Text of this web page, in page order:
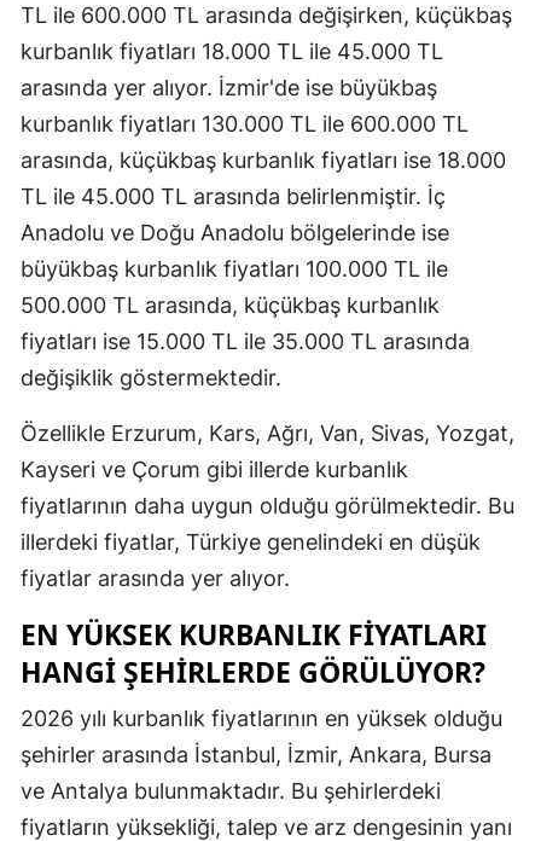
İzmir
Kastamonu
Kayseri
Kırşehir
Manisa
Muğla
Muş
Nevşehir
Niğde
TL ile 600.000 TL arasında değişirken, küçükbaş
kurbanlık fiyatları 18.000 TL ile 45.000 TL
arasında yer alıyor. İzmir'de ise büyükbaş
kurbanlık fiyatları 130.000 TL ile 600.000 TL
arasında, küçükbaş kurbanlık fiyatları ise 18.000
TL ile 45.000 TL arasında belirlenmiştir. İç
Anadolu ve Doğu Anadolu bölgelerinde ise
büyükbaş kurbanlık fiyatları 100.000 TL ile
500.000 TL arasında, küçükbaş kurbanlık
fiyatları ise 15.000 TL ile 35.000 TL arasında
değişiklik göstermektedir.
Özellikle Erzurum, Kars, Ağrı, Van, Sivas, Yozgat,
Kayseri ve Çorum gibi illerde kurbanlık
fiyatlarının daha uygun olduğu görülmektedir. Bu
illerdeki fiyatlar, Türkiye genelindeki en düşük
fiyatlar arasında yer alıyor.
EN YÜKSEK KURBANLIK FIYATLARI
HANGI ŞEHIRLERDE GÖRÜLÜYOR?
2026 yılı kurbanlık fiyatlarının en yüksek olduğu
şehirler arasında İstanbul, İzmir, Ankara, Bursa
ve Antalya bulunmaktadır. Bu şehirlerdeki
fiyatların yüksekliği, talep ve arz dengesinin yanı